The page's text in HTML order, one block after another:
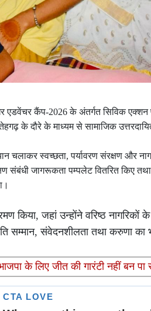
कैंप-2026 के अंतर्गत सिविक एक्शन
के दौरे के माध्यम से सामाजिक
चलाकर स्वच्छता, पर्यावरण संरक्षण और
संबंधी जागरूकता पम्पलेट वितरित
किया, जहां उन्होंने वरिष्ठ
सम्मान, संवेदनशीलता तथा करुणा का
के लिए जीत की गारंटी नहीं बन पा